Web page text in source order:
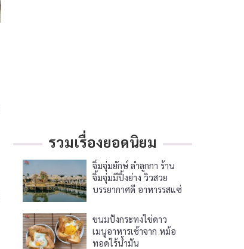
รวมเรื่องยอดนิยม
จิ้มจุ่มยักษ์ ลำลูกกา ร้าน
จิ้มจุ่มมีปิ้งย่าง วิวสวย
บรรยากาศดี อาหารรสแซ่
ขนมปังกระทงไข่ดาว
เมนูอาหารเช้าจาก หม้อ
ทอดไร้น้ำมัน